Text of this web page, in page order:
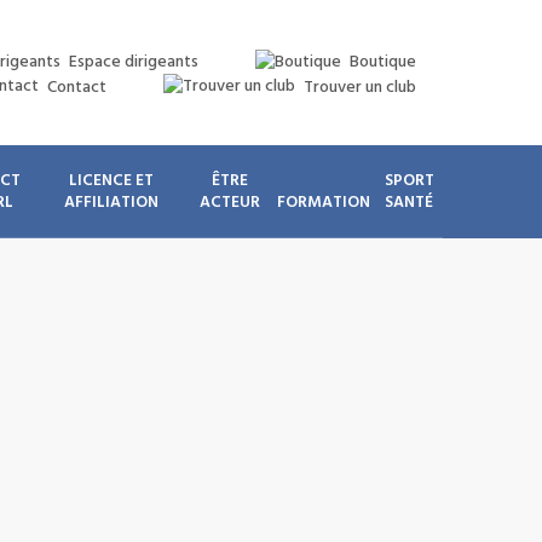
Espace dirigeants
Boutique
Contact
Trouver un club
LICENCE ET
AFFILIATION
ÊTRE
ACTEUR
FORMATION
SPORT
SANTÉ